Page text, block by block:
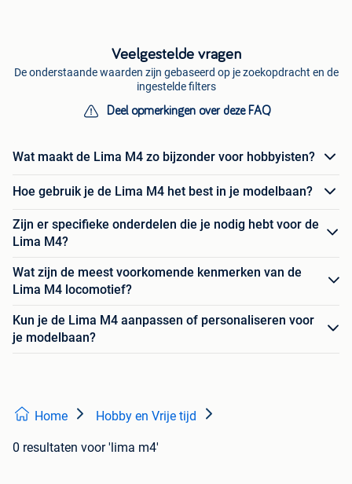
Veelgestelde vragen
De onderstaande waarden zijn gebaseerd op je zoekopdracht en de
ingestelde filters
Deel opmerkingen over deze FAQ
Wat maakt de Lima M4 zo bijzonder voor hobbyisten?
Hoe gebruik je de Lima M4 het best in je modelbaan?
Zijn er specifieke onderdelen die je nodig hebt voor de
Lima M4?
Wat zijn de meest voorkomende kenmerken van de
Lima M4 locomotief?
Kun je de Lima M4 aanpassen of personaliseren voor
je modelbaan?
Home Hobby en Vrije tijd
0 resultaten voor 'lima m4'